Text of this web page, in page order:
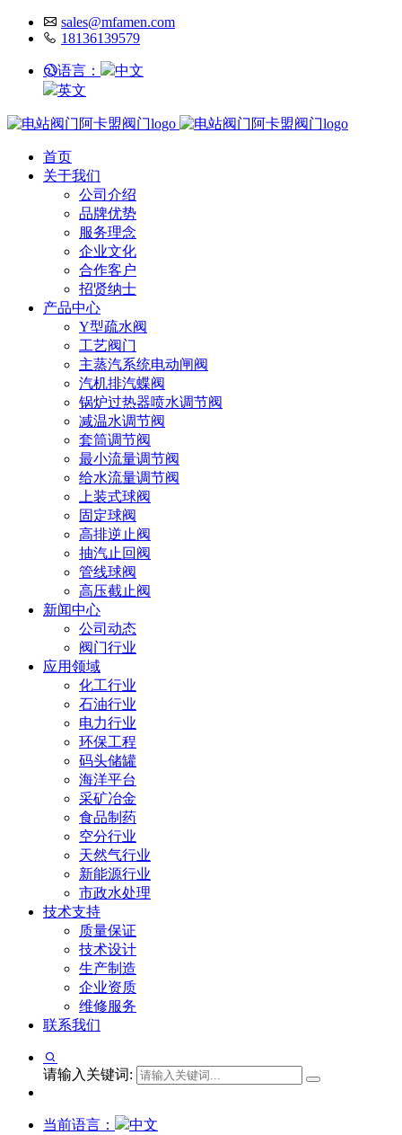
sales@mfamen.com
18136139579
语言：
中文
英文
首页
关于我们
公司介绍
品牌优势
服务理念
企业文化
合作客户
招贤纳士
产品中心
Y型疏水阀
工艺阀门
主蒸汽系统电动闸阀
汽机排汽蝶阀
锅炉过热器喷水调节阀
减温水调节阀
套筒调节阀
最小流量调节阀
给水流量调节阀
上装式球阀
固定球阀
高排逆止阀
抽汽止回阀
管线球阀
高压截止阀
新闻中心
公司动态
阀门行业
应用领域
化工行业
石油行业
电力行业
环保工程
码头储罐
海洋平台
采矿冶金
食品制药
空分行业
天然气行业
新能源行业
市政水处理
技术支持
质量保证
技术设计
生产制造
企业资质
维修服务
联系我们
请输入关键词:
当前语言：
中文